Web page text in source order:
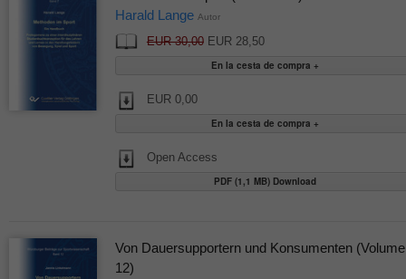
Harald Lange Autor
EUR 30,00EUR 28,50
EUR 0,00
Open Access
PDF (1,1 MB) Download
Von Dauersupportern und Konsumenten
12)